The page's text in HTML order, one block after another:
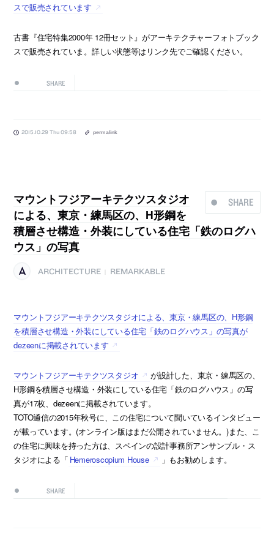
スで販売されています
古書『住宅特集2000年 12冊セット』がアーキテクチャーフォトブック
スで販売されていま。詳しい状態等はリンク先でご確認ください。
SHARE
2015.10.29 Thu 09:58 permalink
SHARE
マウントフジアーキテクツスタジオ
による、東京・練馬区の、H形鋼を
積層させ構造・外装にしている住宅「鉄のログハ
ウス」の写真
ARCHITECTURE REMARKABLE
マウントフジアーキテクツスタジオによる、東京・練馬区の、H形鋼
を積層させ構造・外装にしている住宅「鉄のログハウス」の写真が
dezeenに掲載されています
マウントフジアーキテクツスタジオ
が設計した、東京・練馬区の、
H形鋼を積層させ構造・外装にしている住宅「鉄のログハウス」の写
真が17枚、dezeenに掲載されています。
TOTO通信の2015年秋号に、この住宅について聞いているインタビュー
が載っています。(オンライン版はまだ公開されていません。)また、こ
の住宅に興味を持った方は、スペインの設計事務所アンサンブル・ス
タジオによる「 Hemeroscopium House 」もお勧めします。
SHARE